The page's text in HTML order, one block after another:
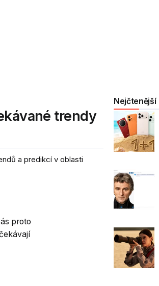
trendy
a predikcí v oblasti
proto
Nejčtenější